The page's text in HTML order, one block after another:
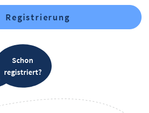
Registrierung
Schon
registriert?